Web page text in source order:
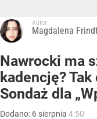
Autor:
Magdalena Frindt
Nawrocki ma
kadencję?
Sondaż dla
Dodano: 6 sierpnia 4:50